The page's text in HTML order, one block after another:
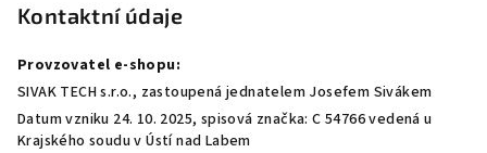
Kontaktní údaje
Provzovatel e-shopu:
SIVAK TECH s.r.o., zastoupená jednatelem Josefem Sivákem
Datum vzniku 24. 10. 2025, spisová značka: C 54766 vedená u
Krajského soudu v Ústí nad Labem